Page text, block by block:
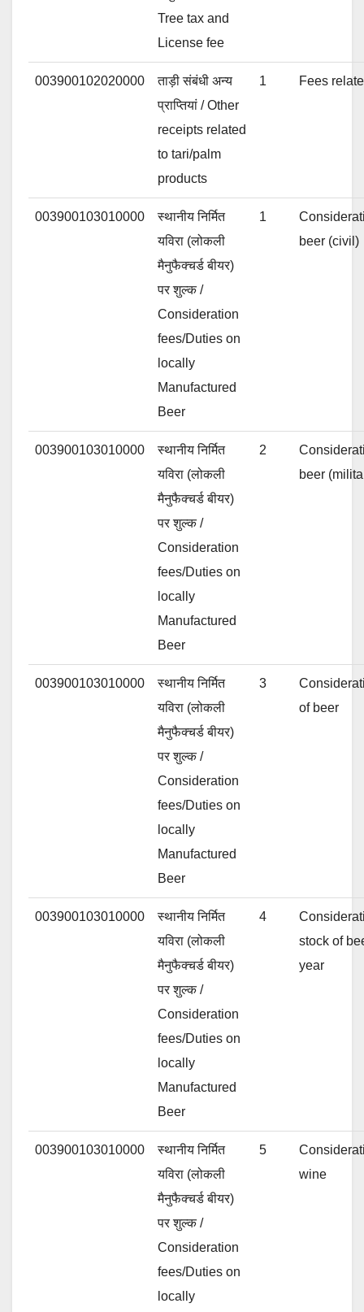
Tree tax and
License fee
003900102020000
ताड़ी संबंधी अन्य
प्राप्तियां / Other
receipts related
to tari/palm
products
1 Fees
003900103010000
स्थानीय निर्मित
यविरा (लोकली
मैनुफैक्चर्ड बीयर)
पर शुल्क /
Consideration
fees/Duties on
locally
Manufactured
Beer
1
beer (civil)
003900103010000
स्थानीय निर्मित
यविरा (लोकली
मैनुफैक्चर्ड बीयर)
पर शुल्क /
Consideration
fees/Duties on
locally
Manufactured
Beer
2
beer
003900103010000
स्थानीय निर्मित
यविरा (लोकली
मैनुफैक्चर्ड बीयर)
पर शुल्क /
Consideration
fees/Duties on
locally
Manufactured
Beer
3
of beer
003900103010000
स्थानीय निर्मित
यविरा (लोकली
मैनुफैक्चर्ड बीयर)
पर शुल्क /
Consideration
fees/Duties on
locally
Manufactured
Beer
4
stock of
year
003900103010000
स्थानीय निर्मित
यविरा (लोकली
मैनुफैक्चर्ड बीयर)
पर शुल्क /
Consideration
fees/Duties on
locally
5
wine